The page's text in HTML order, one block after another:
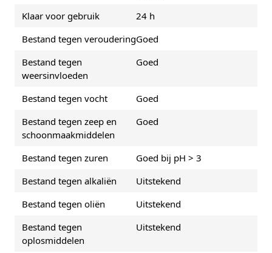
Klaar voor gebruik
24 h
Bestand tegen verouderingGoed
Bestand tegen
weersinvloeden
Goed
Bestand tegen vocht
Goed
Bestand tegen zeep en
schoonmaakmiddelen
Goed
Bestand tegen zuren
Goed bij pH > 3
Bestand tegen alkaliën
Uitstekend
Bestand tegen oliën
Uitstekend
Bestand tegen
oplosmiddelen
Uitstekend